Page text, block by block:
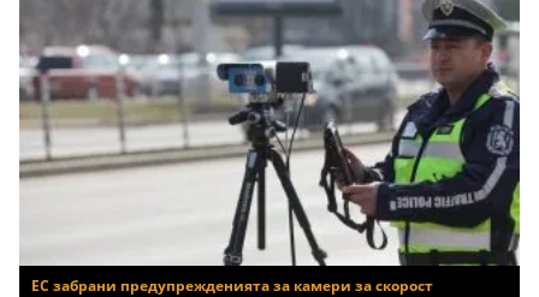
ЕС забрани предупрежденията за камери за скорост